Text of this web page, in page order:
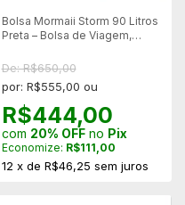
Bolsa Mormaii Storm 90 Litros
Preta – Bolsa de Viagem,
De: R$650,00
por: R$555,00 ou
R$444,00
com 20% OFFno Pix
Economize: R$111,00
12 x de R$46,25 sem juros